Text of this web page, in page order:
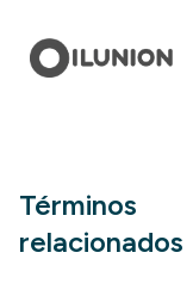
Términos
relacionados